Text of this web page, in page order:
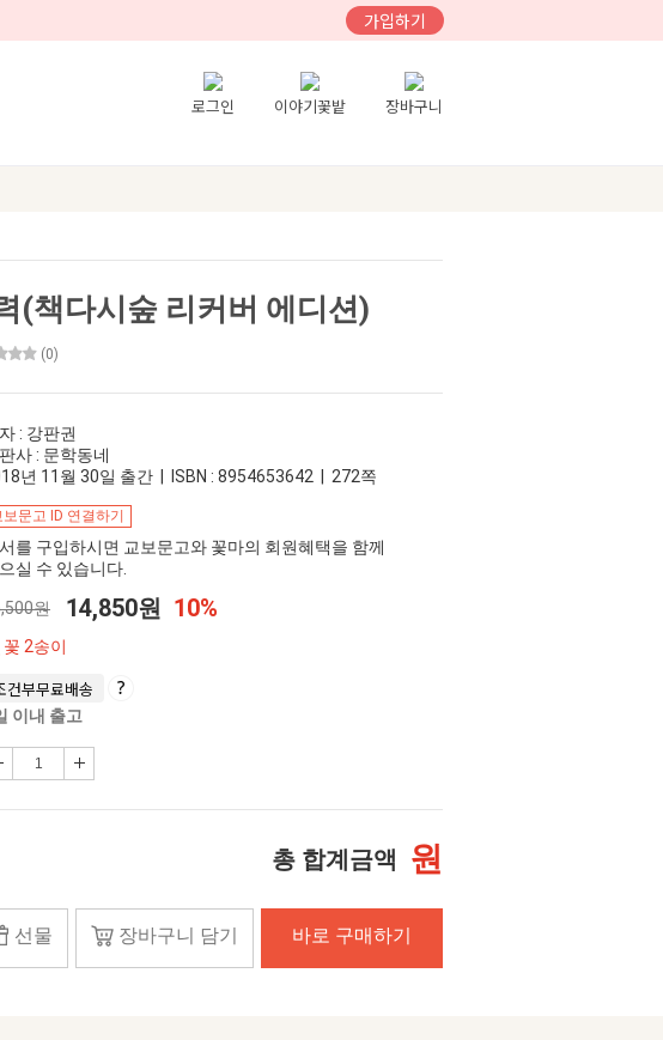
가입하기
로그인 이야기꽃밭 장바구니
(책다시숲 리커버 에디션)
(0)
: 강판권
사 : 문학동네
년 11월 30일 출간 | ISBN : 8954653642 | 272쪽
보문고 ID 연결하기
를 구입하시면 교보문고와 꽃마의 회원혜택을 함께
실 수 있습니다.
원 14,850원 10%
꽃 2송이
건부무료배송
이내 출고
총 합계금액 원
선물 장바구니 담기 바로 구매하기